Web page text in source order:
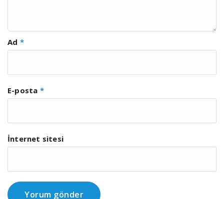
Ad *
E-posta *
İnternet sitesi